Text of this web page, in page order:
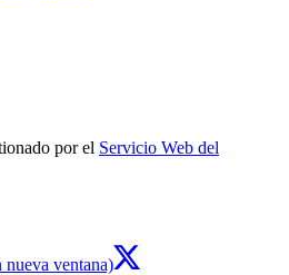
por el Servicio Web del
ventana)